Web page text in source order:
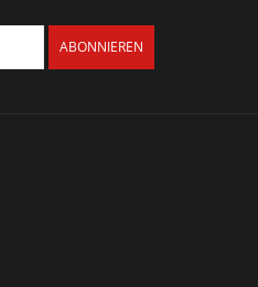
ABONNIEREN